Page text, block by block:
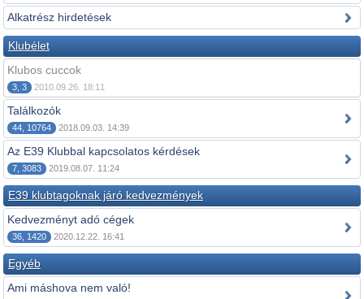
Alkatrész hirdetések
Klubélet
Klubos cuccok
3, 3 2010.09.26. 18:11
Találkozók
44, 10764 2018.09.03. 14:39
Az E39 Klubbal kapcsolatos kérdések
7, 3083 2019.08.07. 11:24
E39 klubtagoknak járó kedvezmények
Kedvezményt adó cégek
36, 1420 2020.12.22. 16:41
Egyéb
Ami máshova nem való!